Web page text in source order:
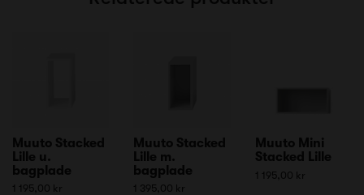
Muuto Stacked
Lille u.
bagplade
1 195,00 kr
Muuto Stacked
Lille m.
bagplade
1 395,00 kr
Muuto Mini
Stacked Lille
1 195,00 kr